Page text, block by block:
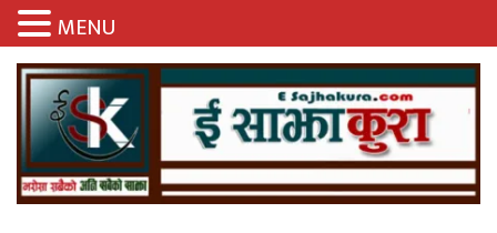
MENU